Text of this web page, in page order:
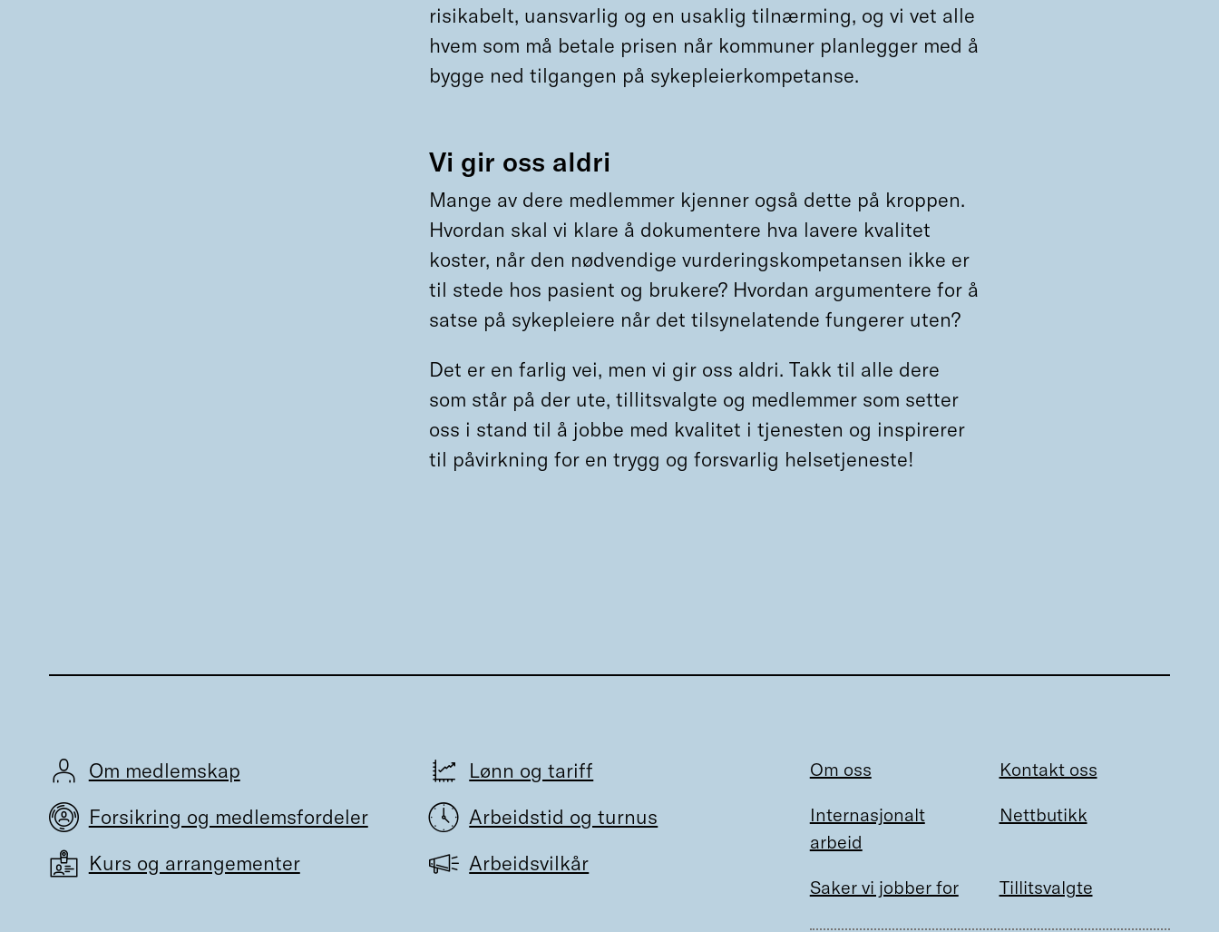
risikabelt, uansvarlig og en usaklig tilnærming, og vi vet alle
hvem som må betale prisen når kommuner planlegger med å
bygge ned tilgangen på sykepleierkompetanse.
Vi gir oss aldri
Mange av dere medlemmer kjenner også dette på kroppen.
Hvordan skal vi klare å dokumentere hva lavere kvalitet
koster, når den nødvendige vurderingskompetansen ikke er
til stede hos pasient og brukere? Hvordan argumentere for å
satse på sykepleiere når det tilsynelatende fungerer uten?
Det er en farlig vei, men vi gir oss aldri. Takk til alle dere
som står på der ute, tillitsvalgte og medlemmer som setter
oss i stand til å jobbe med kvalitet i tjenesten og inspirerer
til påvirkning for en trygg og forsvarlig helsetjeneste!
Om medlemskap
Forsikring og medlemsfordeler
Kurs og arrangementer
Lønn og tariff
Arbeidstid og turnus
Arbeidsvilkår
Om oss
Kontakt oss
Internasjonalt
arbeid
Nettbutikk
Saker vi jobber for Tillitsvalgte